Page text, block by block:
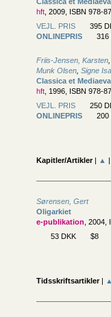
hft , 2009, ISBN 978-
VEJL. PRIS
395
ONLINEPRIS
316
Friis-Jensen, Karsten
Munk Olsen Signe
Classica et
hft , 1996, ISBN 978-
VEJL. PRIS
250
ONLINEPRIS
200
Kapitler/Artikler| ▲ |
Sørensen, Gert
Oligarkiet
e-publikation ,
53 DKK
$8
Tidsskriftsartikler| ▲